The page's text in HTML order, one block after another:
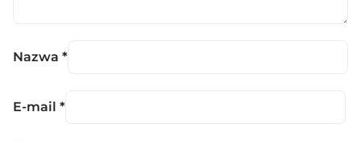
Nazwa *
E-mail *